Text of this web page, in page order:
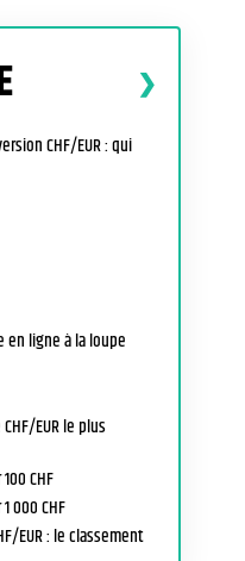
CHF/EUR : qui
en ligne à la loupe
EUR le plus
CHF
000 CHF
EUR : le classement